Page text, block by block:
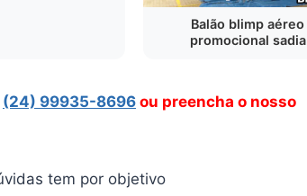
Balão blimp aéreo
promocional sadia
(24) 99935-8696 ou preencha o nosso
tem por objetivo